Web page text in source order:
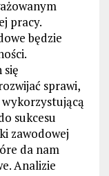
pracy.
będzie
sprawi,
sukcesu
zawodowej
da nam
Analizie